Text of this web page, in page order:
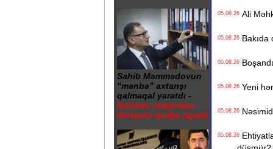
Sahib Məmmədovun
“mənbə” axtarışı
qalmaqal yaratdı -
İşçilərin otağından
dinləyici qurğu tapılıb
05.08.26Ali
05.08.26Bakıda
05.08.26
05.08.26Yeni
05.08.26
05.08.26